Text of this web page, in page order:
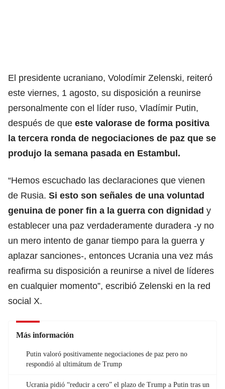
El presidente ucraniano, Volodímir Zelenski, reiteró
este viernes, 1 agosto, su disposición a reunirse
personalmente con el líder ruso, Vladímir Putin,
después de que este valorase de forma positiva
la tercera ronda de negociaciones de paz que se
produjo la semana pasada en Estambul.
“Hemos escuchado las declaraciones que vienen
de Rusia. Si esto son señales de una voluntad
genuina de poner fin a la guerra con dignidad y
establecer una paz verdaderamente duradera -y no
un mero intento de ganar tiempo para la guerra y
aplazar sanciones-, entonces Ucrania una vez más
reafirma su disposición a reunirse a nivel de líderes
en cualquier momento”, escribió Zelenski en la red
social X.
Más información
Putin valoró positivamente negociaciones de paz pero no
respondió al ultimátum de Trump
Ucrania pidió “reducir a cero” el plazo de Trump a Putin tras un